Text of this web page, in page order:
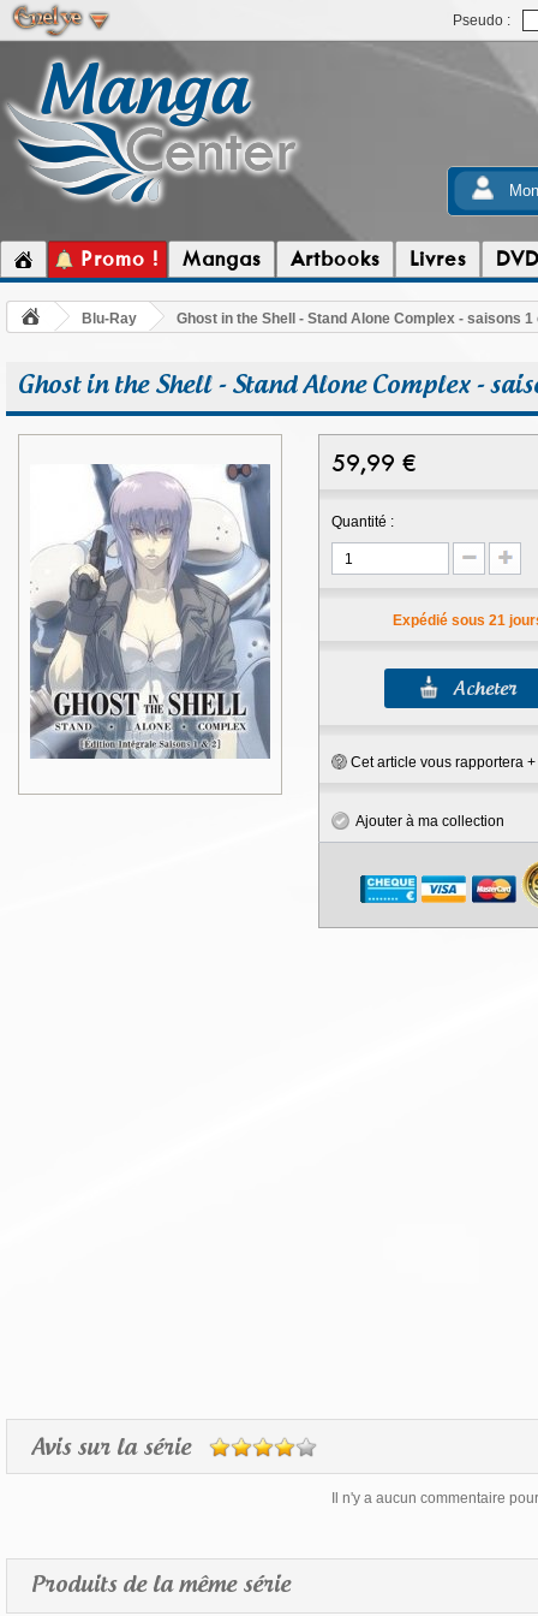
Pseudo :
Promo ! Mangas Artbooks Livres DVD
Blu-Ray Ghost in the Shell - Stand Alone Complex - saisons
Ghost in the Shell - Stand Alone Complex -
59,99 €
Quantité :
Expédié sous 21
Cet article vous rapportera +
Ajouter à ma collection
Avis sur la série
Il n'y a aucun commentaire
Produits de la même série